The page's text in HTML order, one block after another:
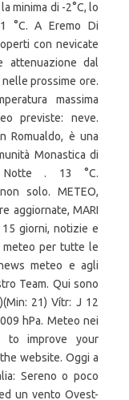
minima di -2°C, lo
°C. A Eremo Di
con nevicate
attenuazione dal
prossime ore.
massima
previste: neve.
Romualdo, è una
Monastica di
Notte . 13 °C.
solo. METEO,
aggiornate, MARI
15 giorni, notizie e
meteo per tutte le
meteo e agli
Team. Qui sono
21) Vítr: J 12
hPa. Meteo nei
to improve your
website. Oggi a
Sereno o poco
un vento Ovest-